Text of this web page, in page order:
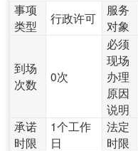
事项
类型
行政许可
服务
对象
到场
次数
0次
必须
现场
办理
原因
说明
承诺
时限
1个工作
日
法定
时限